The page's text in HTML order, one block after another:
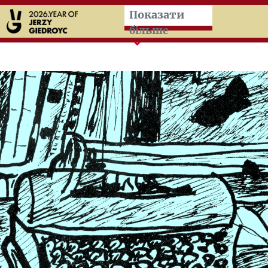
Przeskocz do treści
Показати
більше